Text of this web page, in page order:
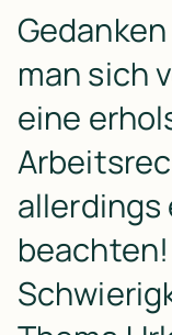
man sich
eine
allerdings